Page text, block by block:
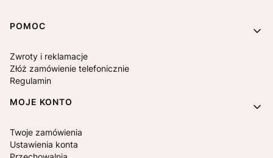
Linki w stopce
POMOC
Zwroty i reklamacje
Złóż zamówienie telefonicznie
Regulamin
MOJE KONTO
Twoje zamówienia
Ustawienia konta